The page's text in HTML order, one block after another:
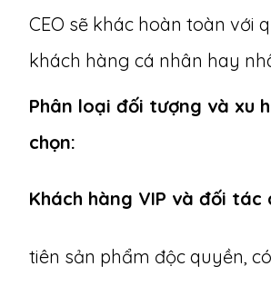
CEO sẽ khác hoàn toàn với
khách hàng cá nhân hay
Phân loại đối tượng và xu
chọn:
Khách hàng VIP và đối tác
tiên sản phẩm độc quyền,